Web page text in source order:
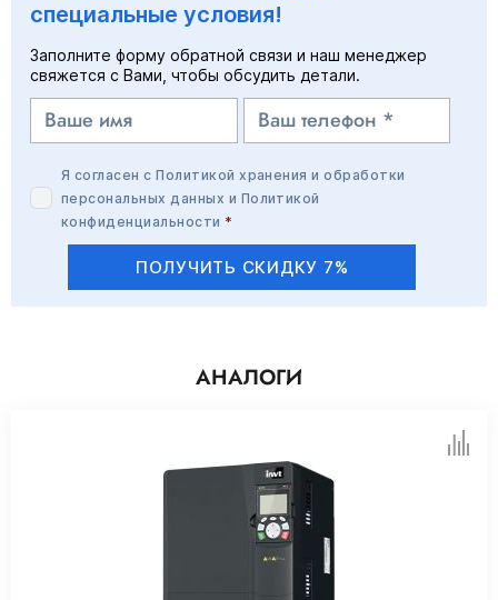
специальные условия!
Заполните форму обратной связи и наш менеджер
свяжется с Вами, чтобы обсудить детали.
Я согласен сПолитикой хранения и обработки
персональных данных и Политикой
конфиденциальности *
ПОЛУЧИТЬ СКИДКУ 7%
АНАЛОГИ